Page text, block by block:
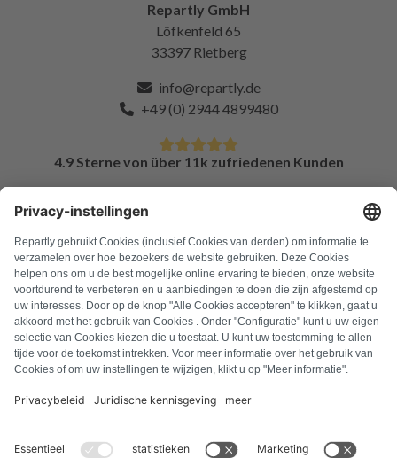
Repartly GmbH
Löfkenfeld 65
33397 Rietberg
info@repartly.de
+49 (0) 2944 4899480
4.9 Sterne von über 11k zufriedenen Kunden
FAQ
Alle Fehlercodes
Über uns
Presse
Impressum
AGB
Cookie-Richtlinie